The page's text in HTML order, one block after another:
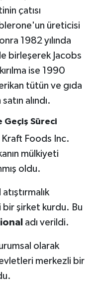
çatısı
üreticisi
1982 yılında
birleşerek Jacobs
ise 1990
tütün ve gıda
alındı.
Süreci
Foods Inc.
mülkiyeti
oldu.
bir şirket kurdu. Bu
adı verildi.
olarak
merkezli bir